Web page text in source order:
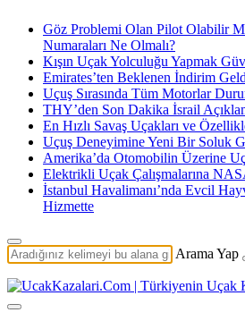
Göz Problemi Olan Pilot Olabilir
Numaraları Ne Olmalı?
Kışın Uçak Yolculuğu Yapmak
Emirates’ten Beklenen İndirim
Uçuş Sırasında Tüm Motorlar
THY’den Son Dakika İsrail
En Hızlı Savaş Uçakları ve
Uçuş Deneyimine Yeni Bir Soluk
Amerika’da Otomobilin Üzerine
Elektrikli Uçak Çalışmalarına
İstanbul Havalimanı’nda Evcil
Hizmette
Arama Yap